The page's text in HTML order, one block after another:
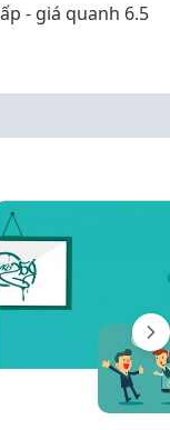
- giá quanh 6.5